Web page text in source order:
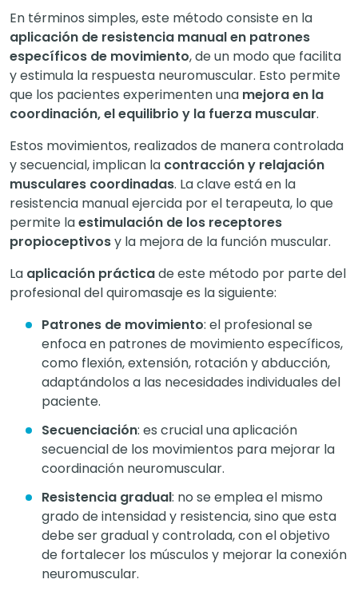
En términos simples, este método consiste en la
aplicación de resistencia manual en patrones
específicos de movimiento, de un modo que facilita
y estimula la respuesta neuromuscular. Esto permite
que los pacientes experimenten una mejora en la
coordinación, el equilibrio y la fuerza muscular.
Estos movimientos, realizados de manera controlada
y secuencial, implican la contracción y relajación
musculares coordinadas. La clave está en la
resistencia manual ejercida por el terapeuta, lo que
permite laestimulación de los receptores
propioceptivosy la mejora de la función muscular.
La aplicación prácticade este método por parte del
profesional del quiromasaje es la siguiente:
Patrones de movimiento: el profesional se
enfoca en patrones de movimiento específicos,
como flexión, extensión, rotación y abducción,
adaptándolos a las necesidades individuales del
paciente.
Secuenciación: es crucial una aplicación
secuencial de los movimientos para mejorar la
coordinación neuromuscular.
Resistencia gradual: no se emplea el mismo
grado de intensidad y resistencia, sino que esta
debe ser gradual y controlada, con el objetivo
de fortalecer los músculos y mejorar la conexión
neuromuscular.